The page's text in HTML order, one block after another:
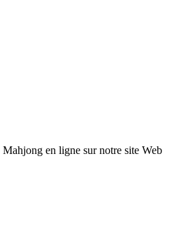
en ligne sur notre site Web